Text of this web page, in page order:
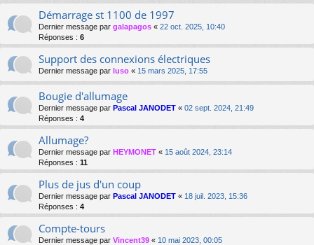
Démarrage st 1100 de 1997
Dernier message par galapagos « 22 oct. 2025, 10:40
Réponses : 6
Support des connexions électriques
Dernier message par luso « 15 mars 2025, 17:55
Bougie d'allumage
Dernier message par Pascal JANODET « 02 sept. 2024, 21:49
Réponses : 4
Allumage?
Dernier message par HEYMONET « 15 août 2024, 23:14
Réponses : 11
Plus de jus d'un coup
Dernier message par Pascal JANODET « 18 juil. 2023, 15:36
Réponses : 4
Compte-tours
Dernier message par Vincent39 « 10 mai 2023, 00:05